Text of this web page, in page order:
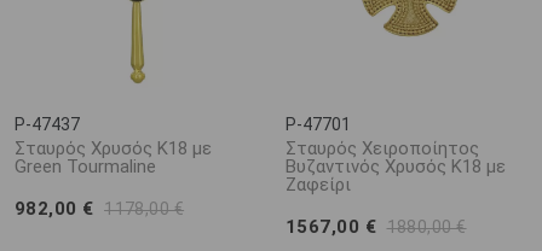
P-47437
Σταυρός Χρυσός Κ18 με
Green Tourmaline
982,00 € 1178,00 €
P-47701
Σταυρός Χειροποίητος
Βυζαντινός Χρυσός Κ18 με
Ζαφείρι
1567,00 € 1880,00 €